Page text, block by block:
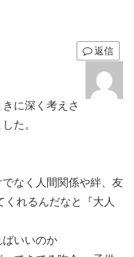
返信
に深く考えさ
た。
なく人間関係や絆、友
れるんだなと『大人
いいのか